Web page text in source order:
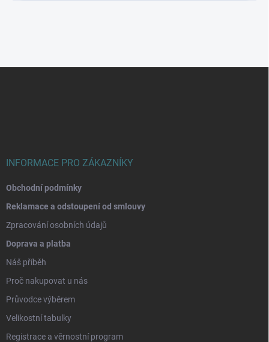
INFORMACE PRO ZÁKAZNÍKY
Obchodní podmínky
Reklamace a odstoupení od smlouvy
Zpracování osobních údajů
Doprava a platba
Náš příběh
Proč nakupovat u nás
Průvodce výběrem
Velikostní tabulky
Registrace a věrnostní program